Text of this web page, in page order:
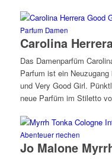
Parfum Damen
Carolina
Das Damenparfüm
Parfum ist ein
und Very Good Girl.
neue Parfüm im Stiletto
Abenteuer riechen
Jo Malone